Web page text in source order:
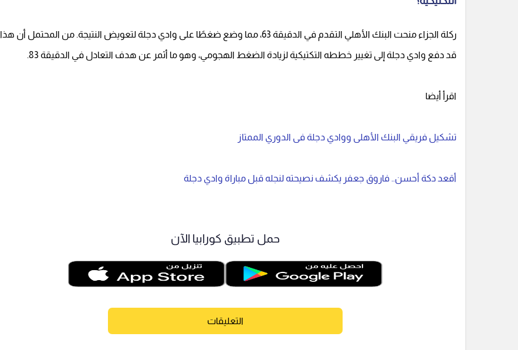
ركلة الجزاء منحت البنك الأهلي التقدم في الدقيقة 63، مما وضع ضغطًا على وادي دجلة لتعويض النتيجة. من المحتمل أن هذا
قد دفع وادي دجلة إلى تغيير خططه التكتيكية لزيادة الضغط الهجومي، وهو ما أثمر عن هدف التعادل في الدقيقة 83.
اقرأ أيضا
تشكيل فريقي البنك الأهلى ووادي دجلة فى الدوري الممتاز
أقعد دكة أحسن.. فاروق جعفر يكشف نصيحته لنجله قبل مباراة وادي دجلة
حمل تطبيق كورابيا الآن
التعليقات